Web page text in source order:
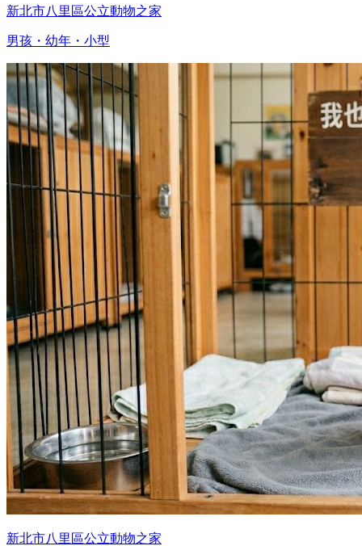
新北市八里區公立動物之家
男孩・幼年・小型
新北市八里區公立動物之家